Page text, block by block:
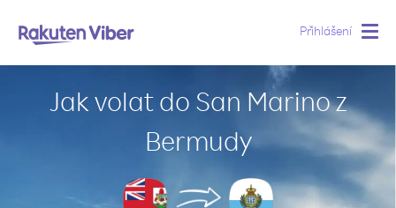
Přihlášení
Jak volat do San Marino z
Bermudy